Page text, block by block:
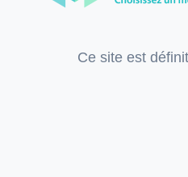
Ce site est